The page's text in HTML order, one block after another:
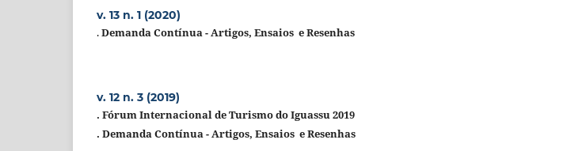
v. 13 n. 1 (2020)
.Demanda Contínua -Artigos, Ensaios e Resenhas
v. 12 n. 3 (2019)
. Fórum Internacional de Turismo do Iguassu 2019
. Demanda Contínua -Artigos, Ensaios e Resenhas